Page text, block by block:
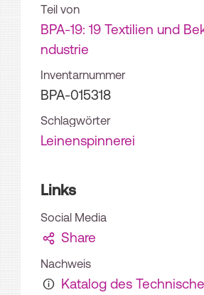
Teil von
BPA-19: 19 Textilien und
ndustrie
Inventarnummer
BPA-015318
Schlagwörter
Leinenspinnerei
Links
Social Media
Share
Nachweis
Katalog des